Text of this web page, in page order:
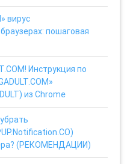
вирус
пошаговая
Инструкция по
из Chrome
(РЕКОМЕНДАЦИИ)